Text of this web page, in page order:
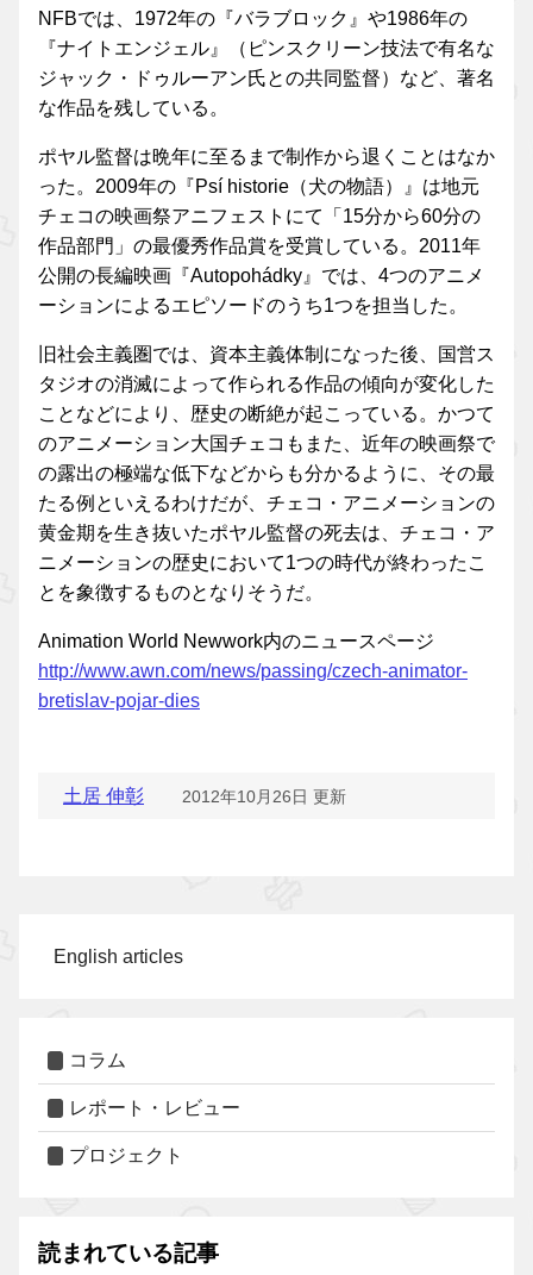
NFBでは、1972年の『バラブロック』や1986年の
『ナイトエンジェル』（ピンスクリーン技法で有名な
ジャック・ドゥルーアン氏との共同監督）など、著名
な作品を残している。
ポヤル監督は晩年に至るまで制作から退くことはなか
った。2009年の『Psí historie（犬の物語）』は地元
チェコの映画祭アニフェストにて「15分から60分の
作品部門」の最優秀作品賞を受賞している。2011年
公開の長編映画『Autopohádky』では、4つのアニメ
ーションによるエピソードのうち1つを担当した。
旧社会主義圏では、資本主義体制になった後、国営ス
タジオの消滅によって作られる作品の傾向が変化した
ことなどにより、歴史の断絶が起こっている。かつて
のアニメーション大国チェコもまた、近年の映画祭で
の露出の極端な低下などからも分かるように、その最
たる例といえるわけだが、チェコ・アニメーションの
黄金期を生き抜いたポヤル監督の死去は、チェコ・ア
ニメーションの歴史において1つの時代が終わったこ
とを象徴するものとなりそうだ。
Animation World Newwork内のニュースページ
http://www.awn.com/news/passing/czech-animator-
bretislav-pojar-dies
土居 伸彰 2012年10月26日 更新
English articles
コラム
レポート・レビュー
プロジェクト
読まれている記事